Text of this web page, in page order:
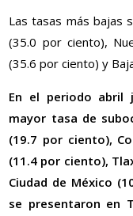
Las tasas más bajas
(35.0 por ciento),
(35.6 por ciento) y
En el periodo abril
mayor tasa de
(19.7 por ciento),
(11.4 por ciento),
Ciudad de México
se presentaron en